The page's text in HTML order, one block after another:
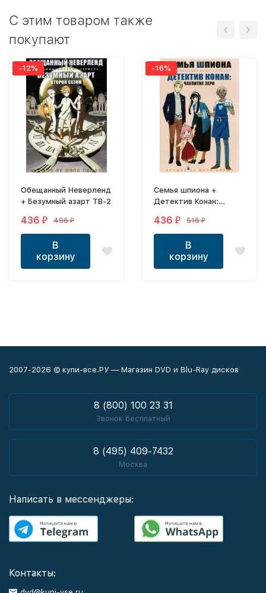
C этим товаром также
покупают
-12%
Обещанный Неверленд
+ Безумный азарт ТВ-2
436 ₽ 496₽
В
корзину
-16%
Семья шпиона +
Детектив Конан:
436 ₽ 516₽
В
корзину
2007-2026 © купи-все.РУ — Магазин DVD и Blu-Ray дисков
8 (800) 100 23 31
Звонок бесплатный
8 (495) 409-7432
Москва
Написать в мессенджеры:
Контакты: